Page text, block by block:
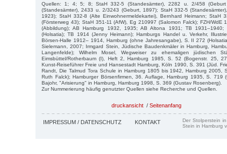
Quellen: 1; 4; 5; 8; StaH 332-5 (Standesämter), 2282 u. 2/458
(Standesämter), 2433 u. 2/3243 (Geburt, 1897); StaH 332-5
1923); StaH 332-8 (Alte Einwohnermeldekartei), Bernhard Heimann; StaH
(Försterweg 43); StaH 351-11 (AfW), Eg 210997 (Salomon Falck); FZH/WdE
(Abbildung); AB Hamburg 1932, 1935; AB Altona 1931; TB
(Holsatia); TB 1914 (Jenny Heimann); Hamburgs Handel u. Verkehr,
Börsen-Halle 1912– 1914, Hamburg (ohne Jahresangabe), S. II 272
Sielemann, 2007; Irmgard Stein, Jüdische Baudenkmäler in Hamburg,
Langenfelde); Wilhelm Mosel, Wegweiser zu ehemaligen jüdischen
Eimsbüttel/Rotherbaum (I), Heft 2, Hamburg 1985, S. 52 (Bogenstr. 25,
Kunst-Reiseführer Freie und Hansestadt Hamburg, Köln 1990, S. 391 (Jüd.
Randt, Die Talmud Tora Schule in Hamburg 1805 bis 1942, Hamburg 2005,
Ruth Falck); Hamburger Börsenfirmen, 36. Auflage, Hamburg 1935, S. 719
Bajohr, "Arisierung" in Hamburg, Hamburg 1998, S. 369 (Gustav Rosenberg).
Zur Nummerierung häufig genutzter Quellen siehe Recherche und Quellen.
druckansicht / Seitenanfang
IMPRESSUM / DATENSCHUTZ KONTAKT
Der Stolperstein
Stein in Hamburg